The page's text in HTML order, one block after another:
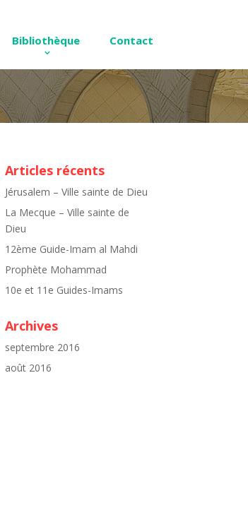
Bibliothèque Contact
Articles récents
Jérusalem – Ville sainte de Dieu
La Mecque – Ville sainte de
Dieu
12ème Guide-Imam al Mahdi
Prophète Mohammad
10e et 11e Guides-Imams
Archives
septembre 2016
août 2016